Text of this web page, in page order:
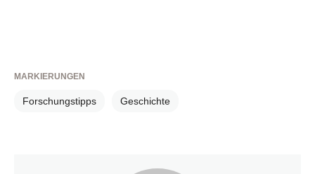
MARKIERUNGEN
Forschungstipps Geschichte